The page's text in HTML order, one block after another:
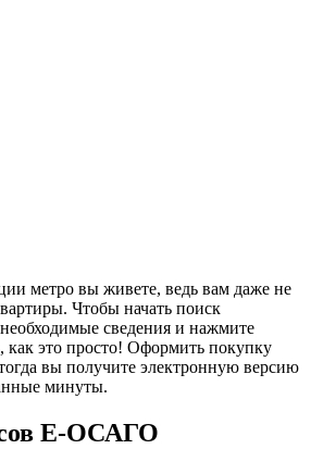
метро вы живете, ведь вам даже не
Чтобы начать поиск
сведения и нажмите
как это просто! Оформить покупку
вы получите электронную версию
минуты.
E-ОСАГО